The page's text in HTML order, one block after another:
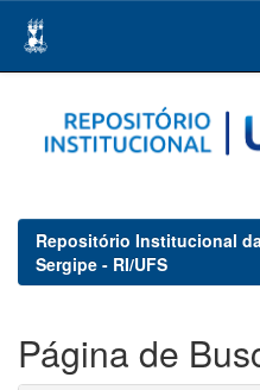
navigation
Repositório Institucional
Sergipe - RI/UFS
Página de